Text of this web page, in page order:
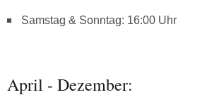
Samstag & Sonntag: 16:00 Uhr
April - Dezember: